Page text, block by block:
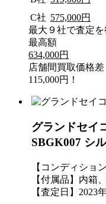
C社 575,000円
最大９社で査定を
最高額
634,000円
店舗間買取価格差
115,000円！
グランドセイ
SBGK007 シ
【コンディショ
【付属品】内箱
【査定日】2023